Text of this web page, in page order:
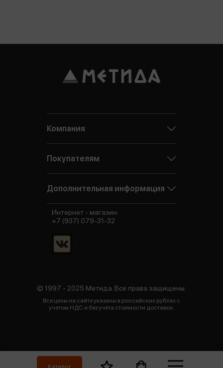
Каталог
Компания
Покупателям
Дополнительная информация
© 1997 - 2025 Метида. Все права защищены.
Все цены на сайте указаны в российских рублях с
учетом НДС и без учета стоимости доставки.
Интернет - магазин:
+7 (937) 079-31-32